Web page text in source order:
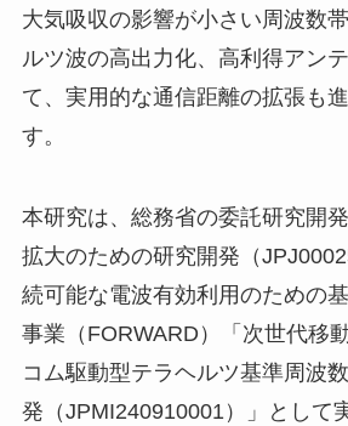
大気吸収の影響が小さい周波数
ルツ波の高出力化、高利得アン
て、実用的な通信距離の拡張も
す。
本研究は、総務省の委託研究開
拡大のための研究開発（
続可能な電波有効利用のための
事業（FORWARD）「次世代移
コム駆動型テラヘルツ基準周波
発（JPMI240910001）」として